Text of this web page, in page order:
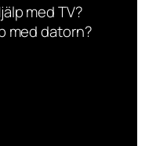
med TV?
med datorn?